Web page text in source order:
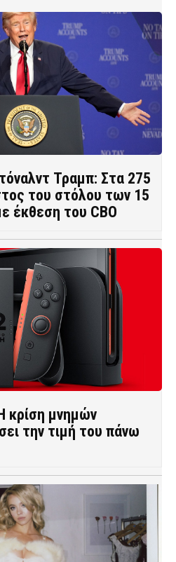
Τραμπ: Στα 275
του στόλου των 15
έκθεση του CBO
κρίση μνημών
την τιμή του πάνω